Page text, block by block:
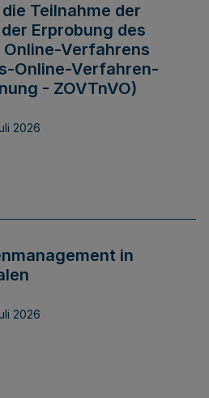
Teilnahme der
Erprobung des
Verfahrens
Online-Verfahren-
- ZOVTnVO)
2026
in
2026